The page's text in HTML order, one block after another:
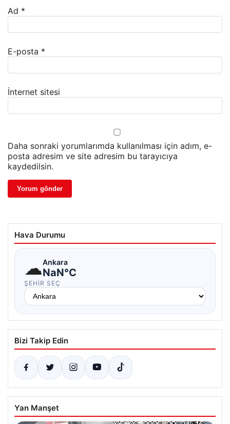
Ad *
E-posta *
İnternet sitesi
Daha sonraki yorumlarımda kullanılması için adım, e-
posta adresim ve site adresim bu tarayıcıya
kaydedilsin.
Hava Durumu
☁Ankara
NaN°C
ŞEHIR SEÇ
Bizi Takip Edin
Yan Manşet